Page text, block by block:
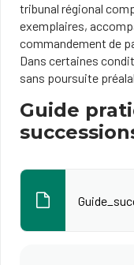
tribunal régional
exemplaires,
commandement de
Dans certaines
sans poursuite
Guide